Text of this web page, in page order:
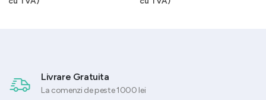
Livrare Gratuita
La comenzi de peste 1000 lei